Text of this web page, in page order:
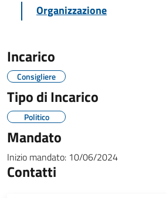
Organizzazione
Incarico
Consigliere
Tipo di Incarico
Politico
Mandato
Inizio mandato: 10/06/2024
Contatti